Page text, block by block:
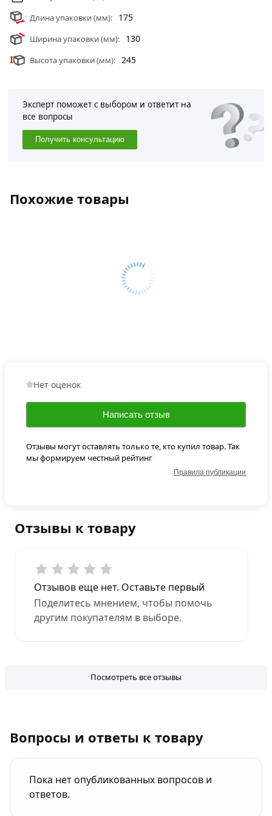
Длина упаковки (мм): 175
Ширина упаковки (мм): 130
Высота упаковки (мм): 245
Эксперт поможет с выбором и ответит на
все вопросы
Получить консультацию
Похожие товары
Отзывы к товару
Отзывов еще нет. Оставьте первый
Поделитесь мнением, чтобы помочь
другим покупателям в выборе.
Посмотреть все отзывы
Нет оценок
Написать отзыв
Отзывы могут оставлять только те, кто купил товар. Так
мы формируем честный рейтинг
Правила публикации
Вопросы и ответы к товару
Пока нет опубликованных вопросов и
ответов.